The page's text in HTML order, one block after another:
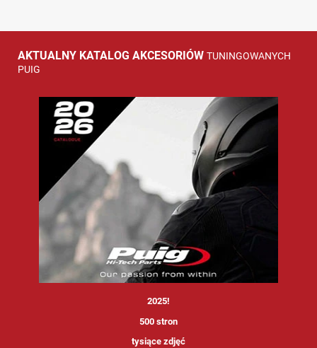
AKTUALNY KATALOG AKCESORIÓW TUNINGOWANYCH
PUIG
2025!
500 stron
tysiące zdjęć